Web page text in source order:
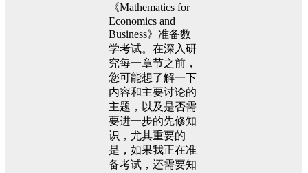
《Mathematics for
Economics and
Business》准备数
学考试。在深入研
究每一章节之前，
您可能想了解一下
内容和主要讨论的
主题，以及是否需
要进一步的先修知
识，尤其重要的
是，如果我正在准
备考试，还需要知